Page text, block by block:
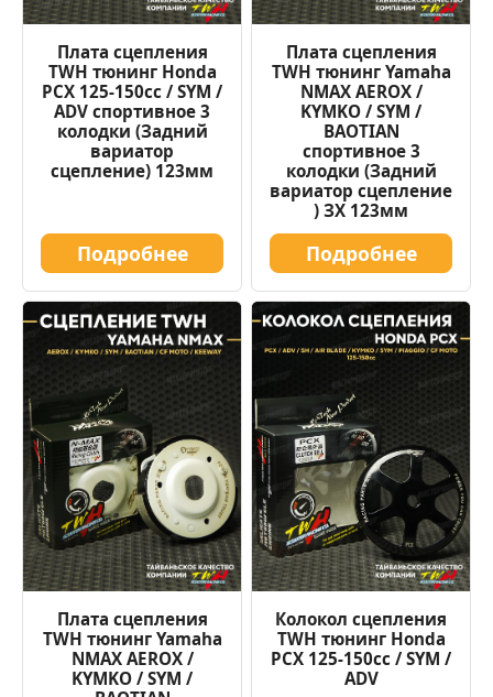
Плата сцепления
TWH тюнинг Honda
PCX 125-150cc / SYM /
ADV спортивное 3
колодки (Задний
вариатор
сцепление) 123мм
Подробнее
Плата сцепления
TWH тюнинг Yamaha
NMAX AEROX /
KYMKO / SYM /
BAOTIAN
спортивное 3
колодки (Задний
вариатор сцепление
) ЗХ 123мм
Подробнее
Плата сцепления
TWH тюнинг Yamaha
NMAX AEROX /
KYMKO / SYM /
Колокол сцепления
TWH тюнинг Honda
PCX 125-150cc / SYM /
ADV